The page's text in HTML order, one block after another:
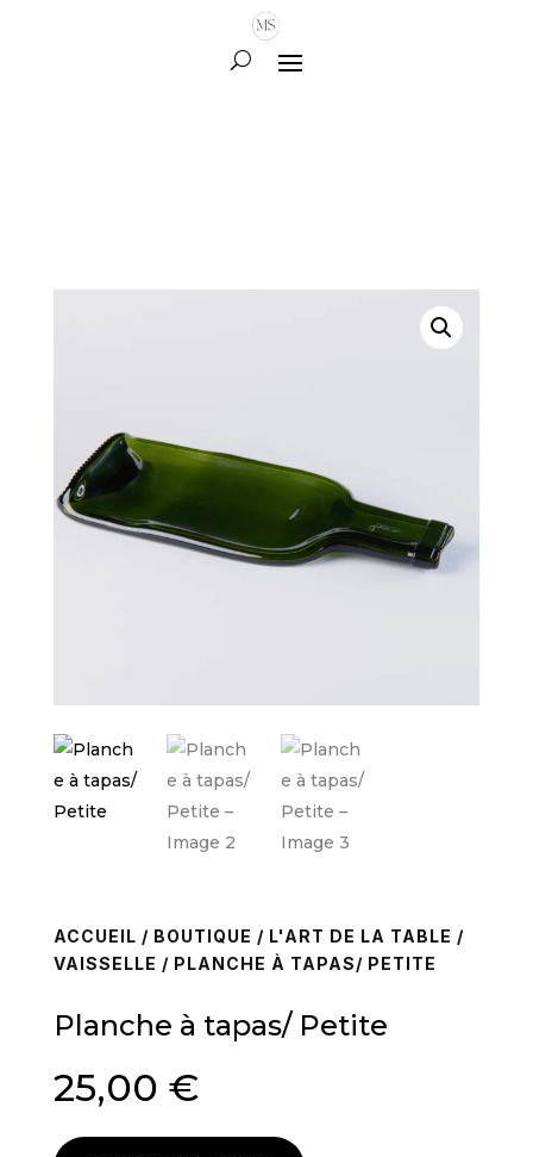
ACCUEIL / BOUTIQUE / L'ART DE LA TABLE /
VAISSELLE / PLANCHE À TAPAS/ PETITE
Planche à tapas/ Petite
25,00 €